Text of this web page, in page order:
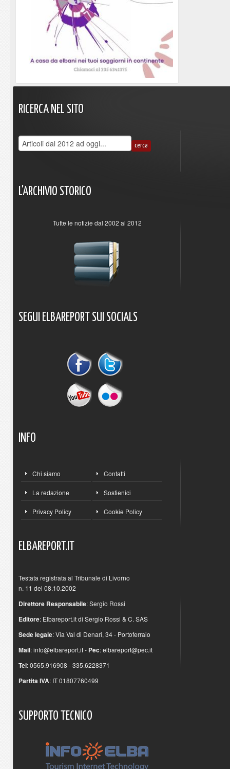
RICERCA NEL SITO
L'ARCHIVIO STORICO
Tutte le notizie dal 2002 al 2012
SEGUI ELBAREPORT SUI SOCIALS
INFO
Chi siamo Contatti
La redazione Sostienici
Privacy Policy Cookie Policy
ELBAREPORT.IT
Testata registrata al Tribunale di Livorno
n. 11 del 08.10.2002
Direttore Responsabile: Sergio Rossi
Editore: Elbareport.it di Sergio Rossi & C. SAS
Sede legale: Via Val di Denari, 34 - Portoferraio
Mail:info@elbareport.it- Pec:elbareport@pec.it
Tel: 0565.916908 - 335.6228371
Partita IVA: IT 01807760499
SUPPORTO TECNICO